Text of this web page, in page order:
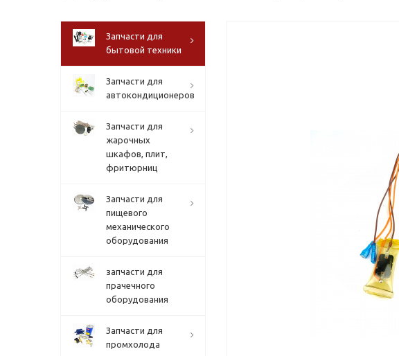
Запчасти для
бытовой техники
Запчасти для
автокондиционеров
Запчасти для
жарочных
шкафов, плит,
фритюрниц
Запчасти для
пищевого
механического
оборудования
запчасти для
прачечного
оборудования
Запчасти для
промхолода